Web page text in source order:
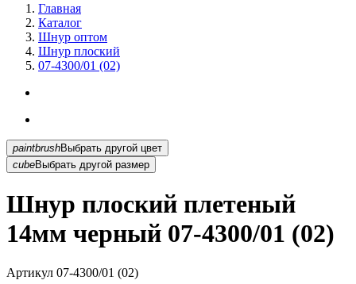
Главная
Каталог
Шнур оптом
Шнур плоский
07-4300/01 (02)
paintbrush
Выбрать другой цвет
cubeВыбрать другой размер
Шнур плоский плетеный
14мм черный 07-4300/01 (02)
Артикул 07-4300/01 (02)